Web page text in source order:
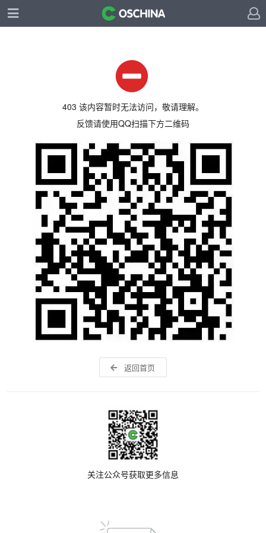
403 该内容暂时无法访问，敬请理解。
反馈请使用QQ扫描下方二维码
返回首页
关注公众号获取更多信息